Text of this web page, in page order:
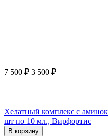
7 500 ₽ 3 500 ₽
Хелатный комплекс с
шт по 10 мл., Вирфортис
В корзину